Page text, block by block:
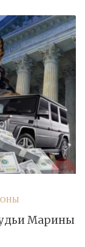
Марины